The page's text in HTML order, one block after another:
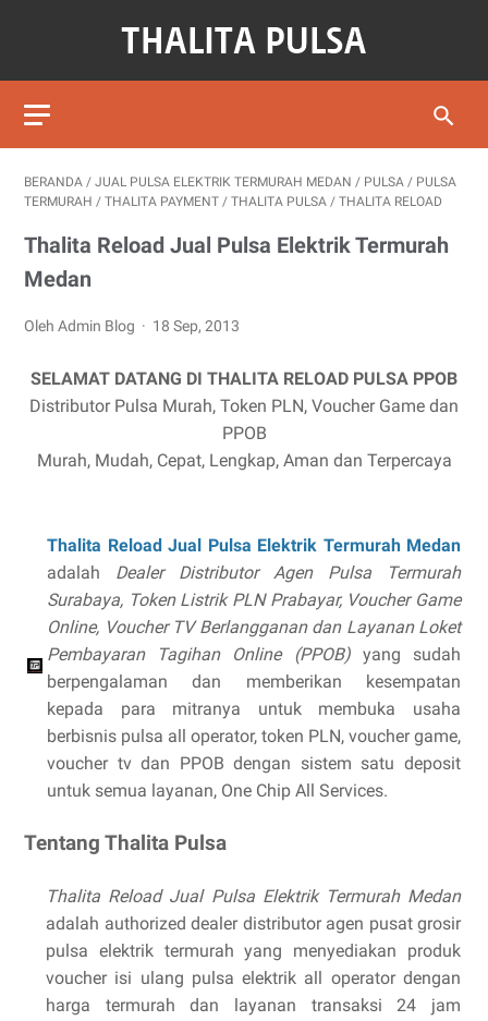
BERANDA / JUAL PULSA ELEKTRIK TERMURAH MEDAN / PULSA / PULSA
TERMURAH / THALITA PAYMENT / THALITA PULSA / THALITA RELOAD
Thalita Reload Jual Pulsa Elektrik Termurah
Medan
Oleh Admin Blog 18 Sep, 2013
SELAMAT DATANG DI THALITA RELOAD PULSA PPOB
Distributor Pulsa Murah, Token PLN, Voucher Game dan
PPOB
Murah, Mudah, Cepat, Lengkap, Aman dan Terpercaya
Thalita Reload Jual Pulsa Elektrik Termurah Medan
adalah Dealer Distributor Agen Pulsa Termurah
Surabaya, Token Listrik PLN Prabayar, Voucher Game
Online, Voucher TV Berlangganan dan Layanan Loket
Pembayaran Tagihan Online (PPOB)yang sudah
berpengalaman dan memberikan kesempatan
kepada para mitranya untuk membuka usaha
berbisnis pulsa all operator, token PLN, voucher game,
voucher tv dan PPOB dengan sistem satu deposit
untuk semua layanan, One Chip All Services.
Tentang Thalita Pulsa
Thalita Reload Jual Pulsa Elektrik Termurah Medan
adalah authorized dealer distributor agen pusat grosir
pulsa elektrik termurah yang menyediakan produk
voucher isi ulang pulsa elektrik all operator dengan
harga termurah dan layanan transaksi 24 jam